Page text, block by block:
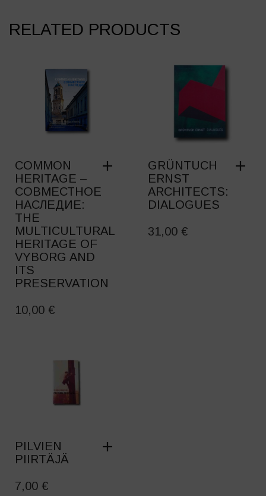
RELATED PRODUCTS
COMMON
HERITAGE –
СОВМЕСТНОЕ
НАСЛЕДИЕ:
THE
MULTICULTURAL
HERITAGE OF
VYBORG AND
ITS
PRESERVATION
10,00 €
GRÜNTUCH
ERNST
ARCHITECTS:
DIALOGUES
31,00 €
PILVIEN
PIIRTÄJÄ
7,00 €